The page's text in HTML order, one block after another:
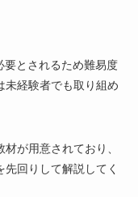
要とされるため難易度
未経験者でも取り組め
が用意されており、
回りして解説してく